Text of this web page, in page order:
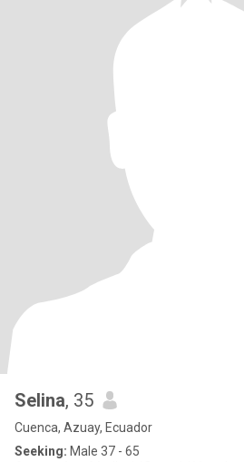
Selina, 35
Cuenca, Azuay, Ecuador
Seeking: Male 37 - 65